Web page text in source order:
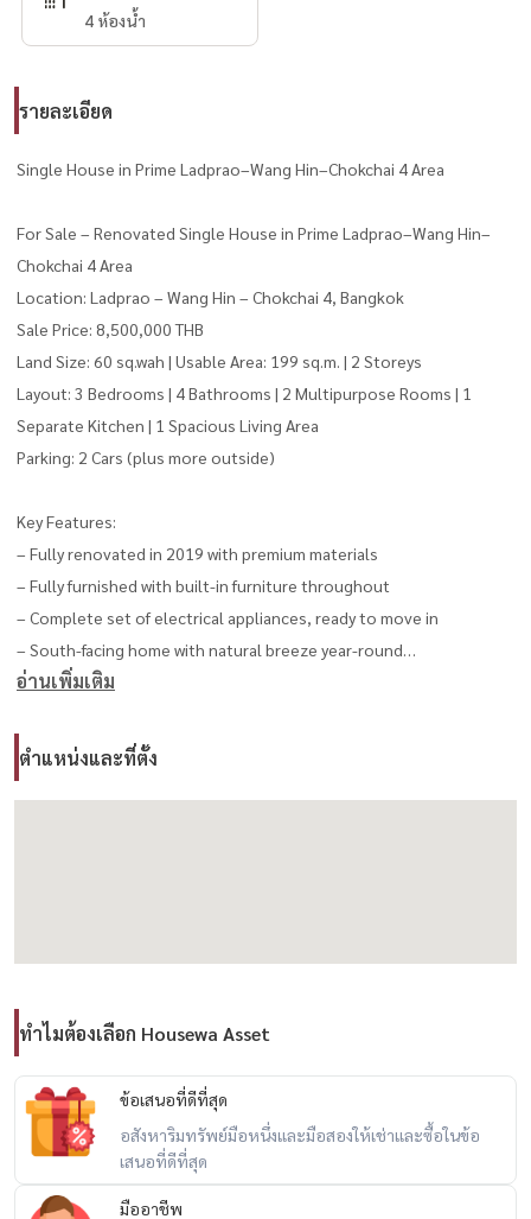
4 ห้องน้ำ
รายละเอียด
Single House in Prime Ladprao–Wang Hin–Chokchai 4 Area
For Sale – Renovated Single House in Prime Ladprao–Wang Hin–
Chokchai 4 Area
Location: Ladprao – Wang Hin – Chokchai 4, Bangkok
Sale Price: 8,500,000 THB
Land Size: 60 sq.wah | Usable Area: 199 sq.m. | 2 Storeys
Layout: 3 Bedrooms | 4 Bathrooms | 2 Multipurpose Rooms | 1
Separate Kitchen | 1 Spacious Living Area
Parking: 2 Cars (plus more outside)
Key Features:
– Fully renovated in 2019 with premium materials
– Fully furnished with built-in furniture throughout
– Complete set of electrical appliances, ready to move in
– South-facing home with natural breeze year-round
– Elevated house (above street level) – no flood risk
– Verified listing by Housewa Thailand
– Ideal for families or professionals looking for urban comfort
– Peaceful, safe neighborhood with excellent urban living
บ้านเดี่ยวย่านไพร์ม ลาดพร้าว–วังหิน–โชคชัย 4
ขาย – บ้านเดี่ยวปรับปรุงใหม่ ย่านไพร์ม ลาดพร้าว–วังหิน–โชคชัย 4
ที่ตั้ง: ลาดพร้าว – วังหิน – โชคชัย 4 กรุงเทพฯ
ราคาขาย: 8,500,000 บาท
ขนาดที่ดิน: 60 ตร.ว. | พื้นที่ใช้สอย: 199 ตร.ม. | 2 ชั้น
อ่านเพิ่มเติม
ตำแหน่งและที่ตั้ง
ทำไมต้องเลือก Housewa Asset
ข้อเสนอที่ดีที่สุด
อสังหาริมทรัพย์มือหนึ่งและมือสองให้เช่าและซื้อในข้อ
เสนอที่ดีที่สุด
มืออาชีพ